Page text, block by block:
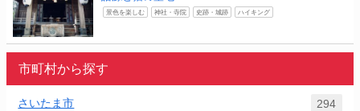
景色を楽しむ 神社・寺院 史跡・城跡 ハイキング
市町村から探す
さいたま市 294